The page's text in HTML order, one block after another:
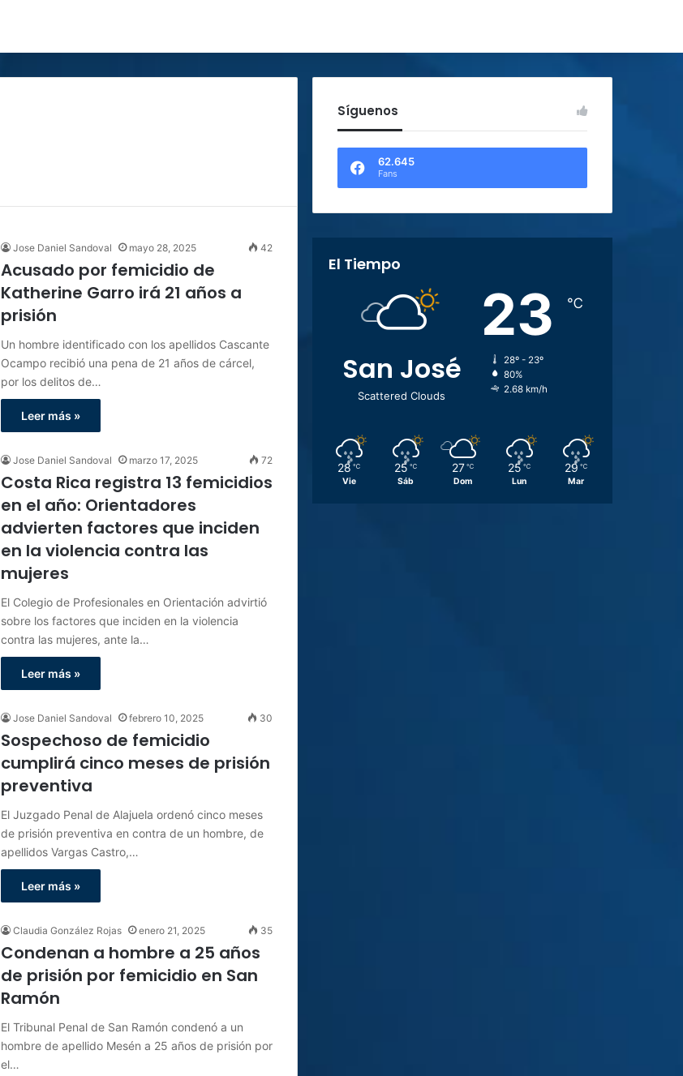
Jose Daniel Sandoval mayo 28, 2025 42
Acusado por femicidio de
Katherine Garro irá 21 años a
prisión
Un hombre identificado con los apellidos Cascante
Ocampo recibió una pena de 21 años de cárcel,
por los delitos de…
Leer más »
Jose Daniel Sandoval marzo 17, 2025 72
Costa Rica registra 13 femicidios
en el año: Orientadores
advierten factores que inciden
en la violencia contra las
mujeres
El Colegio de Profesionales en Orientación advirtió
sobre los factores que inciden en la violencia
contra las mujeres, ante la…
Leer más »
Jose Daniel Sandoval febrero 10, 2025 30
Sospechoso de femicidio
cumplirá cinco meses de prisión
preventiva
El Juzgado Penal de Alajuela ordenó cinco meses
de prisión preventiva en contra de un hombre, de
apellidos Vargas Castro,…
Leer más »
Claudia González Rojas enero 21, 2025 35
Condenan a hombre a 25 años
de prisión por femicidio en San
Ramón
El Tribunal Penal de San Ramón condenó a un
hombre de apellido Mesén a 25 años de prisión por
el…
Síguenos
62.645
Fans
El Tiempo
San José
Scattered Clouds
23 ℃
28º - 23º
80%
2.68 km/h
28 ℃
Vie
25 ℃
Sáb
27 ℃
Dom
25 ℃
Lun
29 ℃
Mar